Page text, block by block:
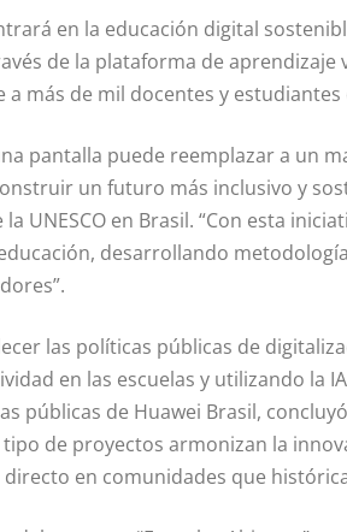
en la educación digital
de la plataforma de
a más de mil docentes y
pantalla puede reemplazar a un
un futuro más inclusivo y
UNESCO en Brasil. “Con esta
desarrollando
las políticas públicas de
en las escuelas y utilizando la
públicas de Huawei Brasil,
de proyectos armonizan la
en comunidades que